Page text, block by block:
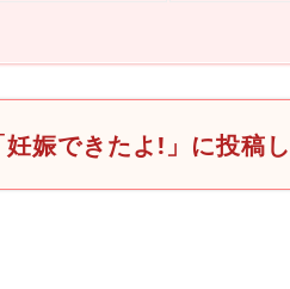
娠できたよ!」に投稿